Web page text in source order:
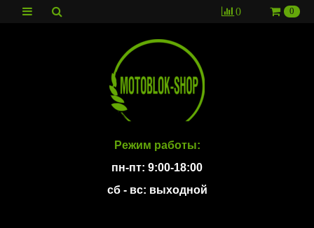
0 0
Режим работы:
пн-пт: 9:00-18:00
сб - вс: выходной